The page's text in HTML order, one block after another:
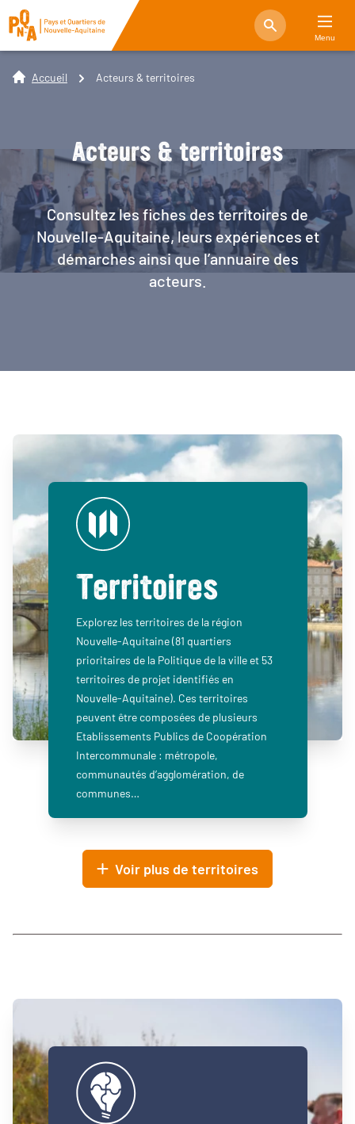
Menu
Accueil Acteurs & territoires
Acteurs & territoires
Consultez les fiches des territoires de
Nouvelle-Aquitaine, leurs expériences et
démarches ainsi que l’annuaire des
acteurs.
Territoires
Explorez les territoires de la région
Nouvelle-Aquitaine (81 quartiers
prioritaires de la Politique de la ville et 53
territoires de projet identifiés en
Nouvelle-Aquitaine). Ces territoires
peuvent être composées de plusieurs
Etablissements Publics de Coopération
Intercommunale : métropole,
communautés d’agglomération, de
communes…
Voir plus de territoires